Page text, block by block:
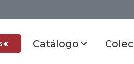
Catálogo